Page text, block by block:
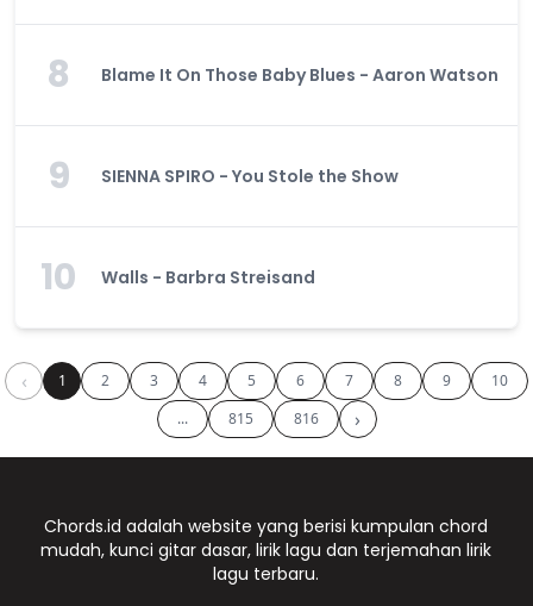
8 Blame It On Those Baby Blues - Aaron Watson
9 SIENNA SPIRO - You Stole the Show
10 Walls - Barbra Streisand
‹ 1 2 3 4 5 6 7 8 9
10
...
815 816 ›
Chords.id adalah website yang berisi kumpulan chord
mudah, kunci gitar dasar, lirik lagu dan terjemahan lirik
lagu terbaru.